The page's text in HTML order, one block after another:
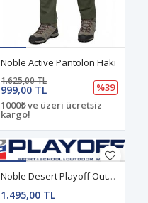
Noble Active Pantolon Haki
999,00 TL
1.625,00 TL
%39
1000₺ ve üzeri ücretsiz
kargo!
Noble Desert Playoff Outdoor Erkek Pantolon Siyah
1.495,00 TL